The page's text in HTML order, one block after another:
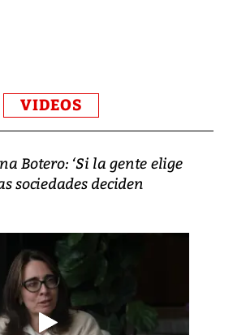
VIDEOS
Botero: ‘Si la gente elige
sociedades deciden